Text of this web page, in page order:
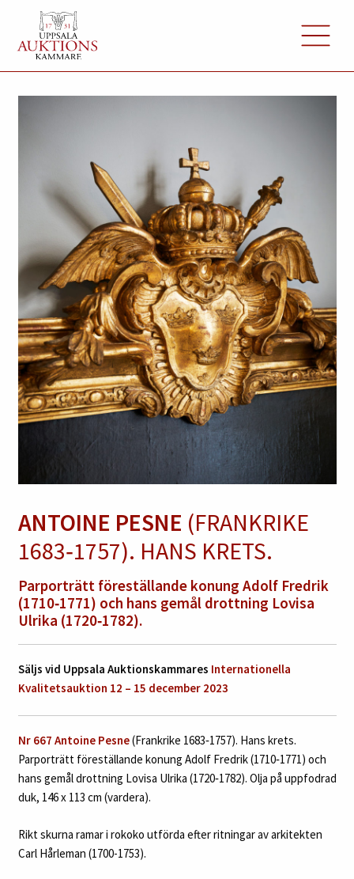
ANTOINE PESNE (FRANKRIKE
1683‑1757). HANS KRETS.
Parporträtt föreställande konung Adolf Fredrik
(1710‑1771) och hans gemål drottning Lovisa
Ulrika (1720‑1782).
Säljs vid Uppsala Auktionskammares Internationella
Kvalitetsauktion 12 – 15 december 2023
Nr 667 Antoine Pesne(Frankrike 1683‑1757). Hans krets.
Parporträtt föreställande konung Adolf Fredrik (1710‑1771) och
hans gemål drottning Lovisa Ulrika (1720‑1782). Olja på uppfodrad
duk, 146 x 113 cm (vardera).
Rikt skurna ramar i rokoko utförda efter ritningar av arkitekten
Carl Hårleman (1700-1753).